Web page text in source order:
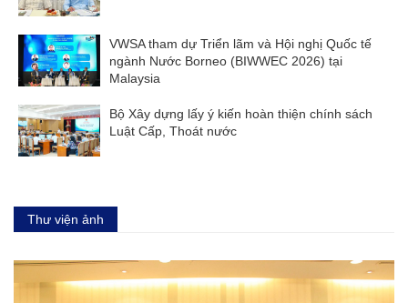
VWSA tham dự Triển lãm và Hội nghị Quốc tế
ngành Nước Borneo (BIWWEC 2026) tại
Malaysia
Bộ Xây dựng lấy ý kiến hoàn thiện chính sách
Luật Cấp, Thoát nước
Thư viện ảnh